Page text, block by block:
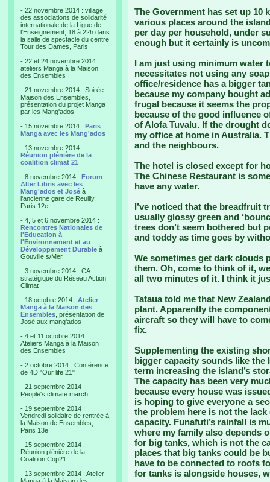
- 22 novembre 2014 : village
des associations de solidarité
internationale de la Ligue de
l'Enseignement, 18 à 22h dans
la salle de spectacle du centre
Tour des Dames, Paris
- 22 et 24 novembre 2014 :
ateliers Manga à la Maison
des Ensembles
- 21 novembre 2014 : Soirée
Maison des Ensembles,
présentation du projet Manga
par les Mang'ados
- 15 novembre 2014 : Paris
Manga avec les Mang'ados
- 13 novembre 2014 :
Réunion plénière de la
coalition climat 21
- 8 novembre 2014 : Forum
Alter Libris avec les
Mang'ados et José à
l'ancienne gare de Reuilly,
Paris 12e
- 4, 5 et 6 novembre 2014 :
Rencontres Nationales de
l'Education à
l'Environnement et au
Développement Durable à
Gouville s/Mer
- 3 novembre 2014 : CA
stratégique du Réseau Action
Climat
- 18 octobre 2014 : Atelier
Manga à la Maison des
Ensembles , présentation de
José aux mang'ados
- 4 et 11 octobre 2014 :
Ateliers Manga à la Maison
des Ensembles
- 2 octobre 2014 : Conférence
de 4D "Our life 21"
- 21 septembre 2014 :
People's climate march
- 19 septembre 2014 :
Vendredi solidaire de rentrée à
la Maison de Ensembles,
Paris 13e
- 15 septembre 2014 :
Réunion plénière de la
Coalition Cop21
- 13 septembre 2014 : Atelier
The Government has set up 10
various places around the
per day per household, under
enough but it certainly is
I am just using minimum water
necessitates not using any
office/residence has a bigger
because my company bought
frugal because it seems the
because of the good influence
of Alofa Tuvalu. If the drought
my office at home in Australia.
and the neighbours.
The hotel is closed except for
The Chinese Restaurant is
have any water.
I’ve noticed that the breadfruit
usually glossy green and
trees don’t seem bothered but
and toddy as time goes by
We sometimes get dark clouds
them. Oh, come to think of it,
all two minutes of it. I think it
Tataua told me that New
plant. Apparently the
aircraft so they will have to
fix.
Supplementing the existing
bigger capacity sounds like
term increasing the island’s
The capacity has been very
because every house was
is hoping to give everyone a
the problem here is not the
capacity. Funafuti’s rainfall is
where my family also depends
for big tanks, which is not the
places that big tanks could be
have to be connected to roofs
for tanks is alongside houses,